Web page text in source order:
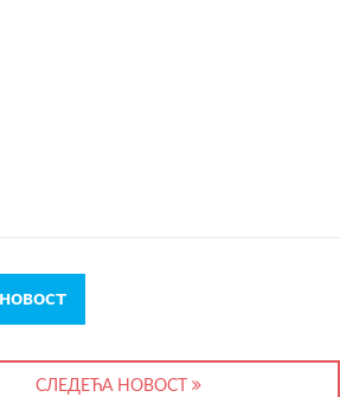
СЛЕДЕЋА НОВОСТ